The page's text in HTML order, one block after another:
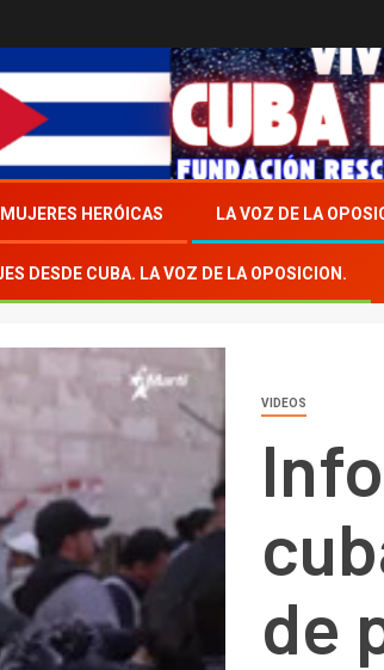
HERÓICAS LA VOZ DE LA
DESDE CUBA. LA VOZ DE LA OPOSICION.
VIDEOS
de